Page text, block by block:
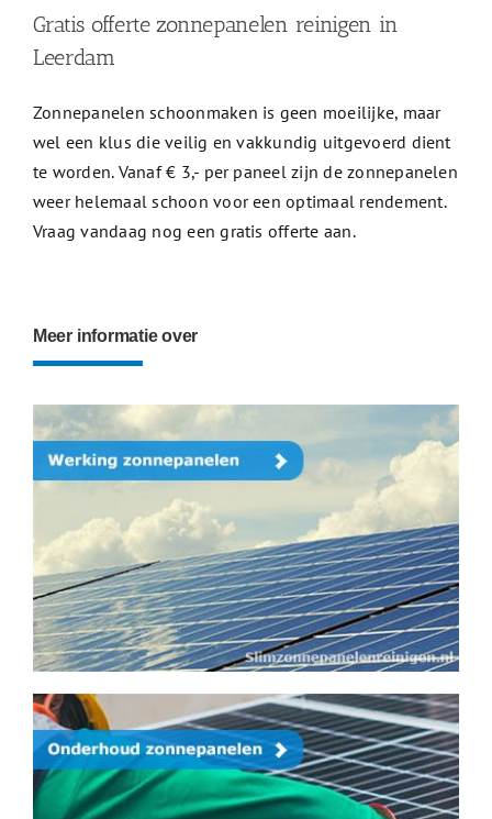
Gratis offerte zonnepanelen reinigen in
Leerdam
Zonnepanelen schoonmaken is geen moeilijke, maar
wel een klus die veilig en vakkundig uitgevoerd dient
te worden. Vanaf € 3,- per paneel zijn de zonnepanelen
weer helemaal schoon voor een optimaal rendement.
Vraag vandaag nog een gratis offerte aan.
Meer informatie over